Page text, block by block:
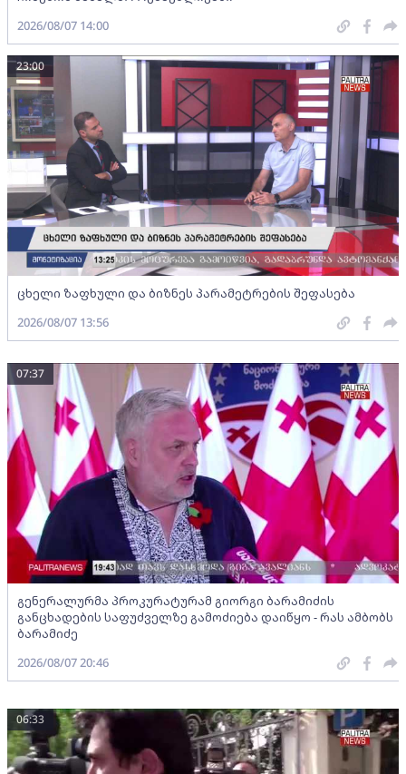
2026/08/07 14:00
ცხელი ზაფხული და ბიზნეს პარამეტრების შეფასება
23:00
2026/08/07 13:56
გენერალურმა პროკურატურამ გიორგი ბარამიძის
განცხადების საფუძველზე გამოძიება დაიწყო - რას ამბობს
ბარამიძე
07:37
2026/08/07 20:46
06:33